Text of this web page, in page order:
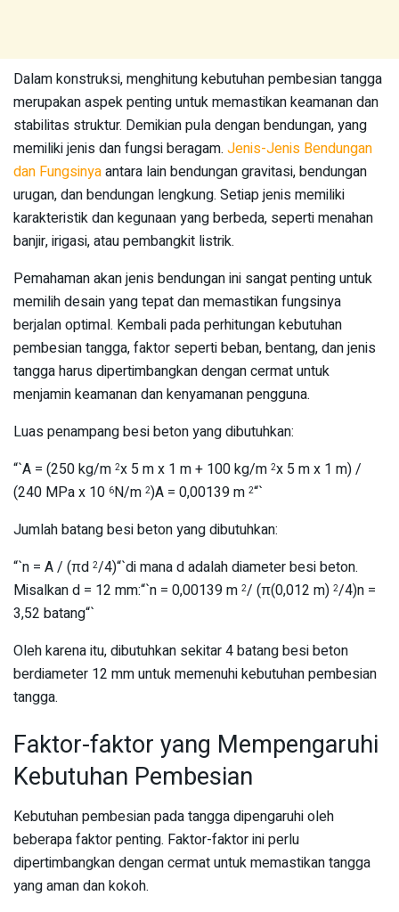
Dalam konstruksi, menghitung kebutuhan pembesian tangga
merupakan aspek penting untuk memastikan keamanan dan
stabilitas struktur. Demikian pula dengan bendungan, yang
memiliki jenis dan fungsi beragam. Jenis-Jenis Bendungan
dan Fungsinyaantara lain bendungan gravitasi, bendungan
urugan, dan bendungan lengkung. Setiap jenis memiliki
karakteristik dan kegunaan yang berbeda, seperti menahan
banjir, irigasi, atau pembangkit listrik.
Pemahaman akan jenis bendungan ini sangat penting untuk
memilih desain yang tepat dan memastikan fungsinya
berjalan optimal. Kembali pada perhitungan kebutuhan
pembesian tangga, faktor seperti beban, bentang, dan jenis
tangga harus dipertimbangkan dengan cermat untuk
menjamin keamanan dan kenyamanan pengguna.
Luas penampang besi beton yang dibutuhkan:
“`A = (250 kg/m 2x 5 m x 1 m + 100 kg/m 2x 5 m x 1 m) /
(240 MPa x 10 6N/m 2)A = 0,00139 m 2“`
Jumlah batang besi beton yang dibutuhkan:
“`n = A / (πd 2/4)“`di mana d adalah diameter besi beton.
Misalkan d = 12 mm:“`n = 0,00139 m 2/ (π(0,012 m) 2/4)n =
3,52 batang“`
Oleh karena itu, dibutuhkan sekitar 4 batang besi beton
berdiameter 12 mm untuk memenuhi kebutuhan pembesian
tangga.
Faktor-faktor yang Mempengaruhi
Kebutuhan Pembesian
Kebutuhan pembesian pada tangga dipengaruhi oleh
beberapa faktor penting. Faktor-faktor ini perlu
dipertimbangkan dengan cermat untuk memastikan tangga
yang aman dan kokoh.